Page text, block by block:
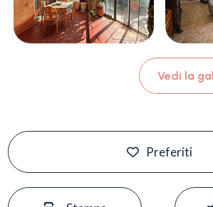
Vedi la
Preferiti